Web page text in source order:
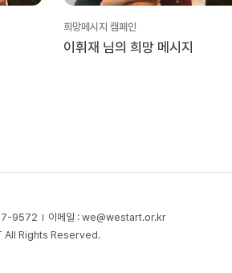
희망메시지 캠페인
이휘재 님의 희망 메시지
9572 이메일 : we@westart.or.kr
All Rights Reserved.